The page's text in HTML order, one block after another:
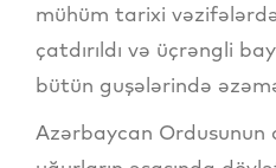
mühüm tarixi
çatdırıldı və üçrəngli
bütün guşələrində
Azərbaycan Ordusunun